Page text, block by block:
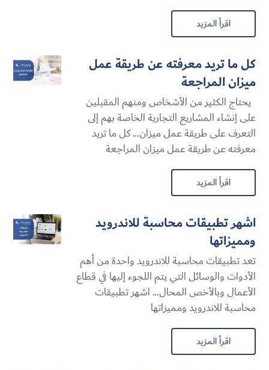
اقرأ المزيد
كل ما تريد معرفته عن طريقة عمل
ميزان المراجعة
يحتاج الكثير من الأشخاص ومنهم المقبلين
على إنشاء المشاريع التجارية الخاصة بهم إلى
التعرف على طريقة عمل ميزان... كل ما تريد
معرفته عن طريقة عمل ميزان المراجعة
اقرأ المزيد
اشهر تطبيقات محاسبة للاندرويد
ومميزاتها
تعد تطبيقات محاسبة للاندرويد واحدة من أهم
الأدوات والوسائل التي يتم اللجوء إليها في قطاع
الأعمال وبالأخص المحال... اشهر تطبيقات
محاسبة للاندرويد ومميزاتها
اقرأ المزيد